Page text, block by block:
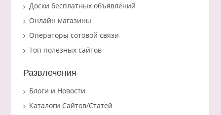
Доски бесплатных объявлений
Онлайн магазины
Операторы сотовой связи
Топ полезных сайтов
Развлечения
Блоги и Новости
Каталоги Сайтов/Статей